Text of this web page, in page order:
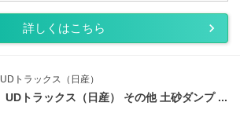
詳しくはこちら
UDトラックス（日産）
UDトラックス（日産） その他 土砂ダンプ ...